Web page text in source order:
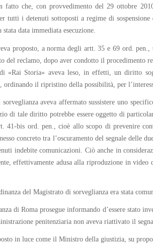
che, con provvedimento del 29 ottobre
tutti i detenuti sottoposti a regime di
data immediata esecuzione.
proposto, a norma degli artt. 35 e 69 ord.
reclamo, dopo aver condotto il procedimento
«Rai Storia» aveva leso, in effetti, un diritto
il ripristino della possibilità, per
aveva affermato sussistere uno
di tale diritto potrebbe essere oggetto di
41-bis ord. pen., cioè allo scopo di prevenire
concreto tra l’oscuramento del segnale
indebite comunicazioni. Ciò anche in
effettivamente adusa alla riproduzione in
del Magistrato di sorveglianza era stata
di Roma prosegue informando d’essere stato
penitenziaria non aveva riattivato il
in luce come il Ministro della giustizia, su